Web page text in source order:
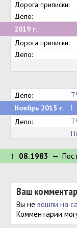
Дорога приписки:
Депо:
2019 г.
Дорога приписки:
Депо:
Депо:
Ноябрь 2015 г. ↑
Депо:
↑ 08.1983 —
Ваш
Вы не вошли на
Комментарии